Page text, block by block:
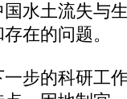
水土流失与
在的问题。
步的科研工